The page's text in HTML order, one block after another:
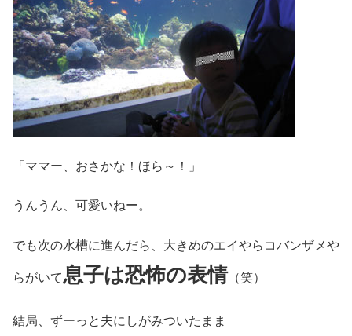
「ママー、おさかな！ほら～！」
うんうん、可愛いねー。
でも次の水槽に進んだら、大きめのエイやらコバンザメや
らがいて息子は恐怖の表情（笑）
結局、ずーっと夫にしがみついたまま